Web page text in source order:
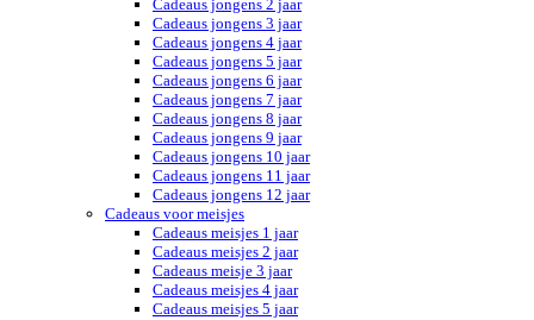
Cadeaus jongens 2 jaar
Cadeaus jongens 3 jaar
Cadeaus jongens 4 jaar
Cadeaus jongens 5 jaar
Cadeaus jongens 6 jaar
Cadeaus jongens 7 jaar
Cadeaus jongens 8 jaar
Cadeaus jongens 9 jaar
Cadeaus jongens 10 jaar
Cadeaus jongens 11 jaar
Cadeaus jongens 12 jaar
Cadeaus voor meisjes
Cadeaus meisjes 1 jaar
Cadeaus meisjes 2 jaar
Cadeaus meisje 3 jaar
Cadeaus meisjes 4 jaar
Cadeaus meisjes 5 jaar